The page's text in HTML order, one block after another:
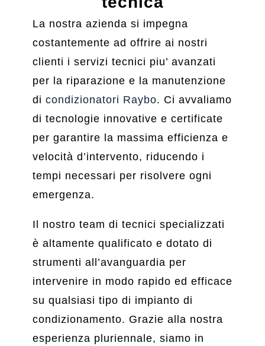
La nostra azienda si impegna
costantemente ad offrire ai nostri
clienti i servizi tecnici piu’ avanzati
per la riparazione e la manutenzione
di condizionatori Raybo. Ci avvaliamo
di tecnologie innovative e certificate
per garantire la massima efficienza e
velocità d’intervento, riducendo i
tempi necessari per risolvere ogni
emergenza.
Il nostro team di tecnici specializzati
è altamente qualificato e dotato di
strumenti all’avanguardia per
intervenire in modo rapido ed efficace
su qualsiasi tipo di impianto di
condizionamento. Grazie alla nostra
esperienza pluriennale, siamo in